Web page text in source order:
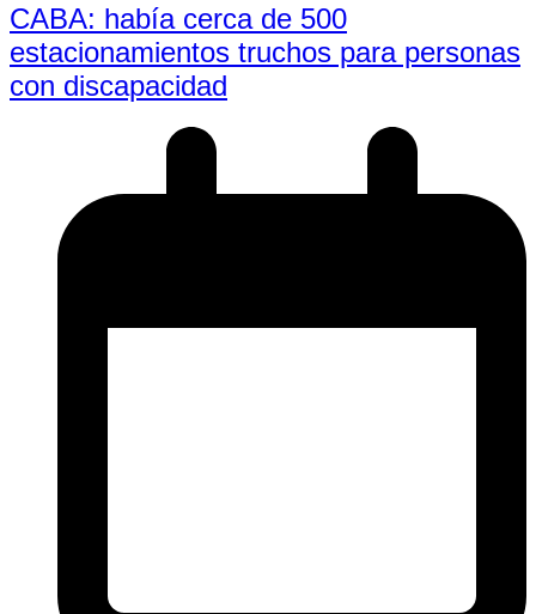
CABA: había cerca de 500
estacionamientos truchos para personas
con discapacidad